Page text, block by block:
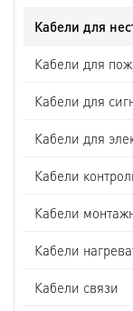
Кабели для
Кабели для
Кабели для
Кабели для
Кабели
Кабели
Кабели
Кабели связи